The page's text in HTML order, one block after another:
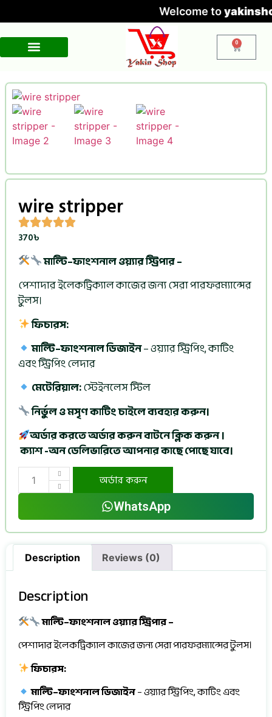
Welcome toyakinshop.com—
0
wire stripper
370৳
মাল্টি–ফাংশনালওয়্যারস্ট্রিপার–
পেশাদার ইলেকট্রিক্যাল কাজের জন্য সেরা পারফরম্যান্সের
টুলস।
ফিচারস:
মাল্টি–ফাংশনালডিজাইন– ওয়্যার স্ট্রিপিং, কাটিং
এবং স্ট্রিপিং লেদার
মেটেরিয়াল:স্টেইনলেস স্টিল
নির্ভুলওমসৃণকাটিংচাইলে ব্যবহার করুন।
অর্ডার করতে অর্ডার করুন বাটনে ক্লিক করুন ।
ক্যাশ -অন ডেলিভারিতে আপনার কাছে পোছে যাবে।
অর্ডার করুন
WhatsApp
Description Reviews (0)
Description
মাল্টি–ফাংশনালওয়্যারস্ট্রিপার–
পেশাদার ইলেকট্রিক্যাল কাজের জন্য সেরা পারফরম্যান্সের টুলস।
ফিচারস:
মাল্টি–ফাংশনালডিজাইন– ওয়্যার স্ট্রিপিং, কাটিং এবং
স্ট্রিপিং লেদার